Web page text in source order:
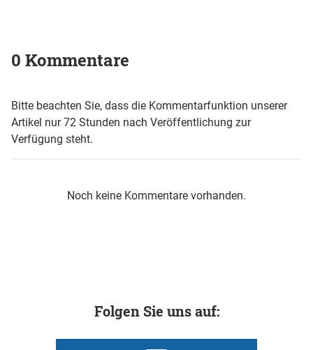
0 Kommentare
Bitte beachten Sie, dass die Kommentarfunktion unserer
Artikel nur 72 Stunden nach Veröffentlichung zur
Verfügung steht.
Noch keine Kommentare vorhanden.
Folgen Sie uns auf: